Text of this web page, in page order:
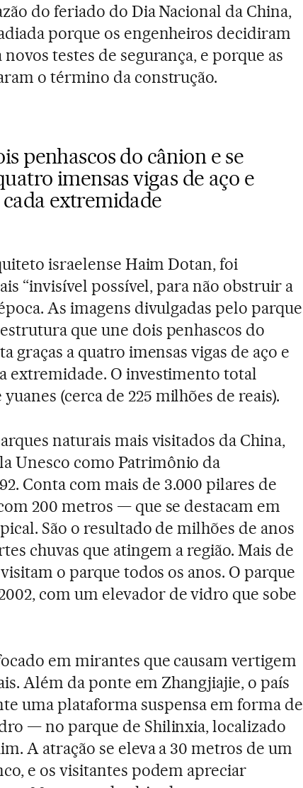
do feriado do Dia Nacional da China,
porque os engenheiros decidiram
testes de segurança, e porque as
o término da construção.
penhascos do cânion e se
imensas vigas de aço e
extremidade
israelense Haim Dotan, foi
“invisível possível, para não obstruir a
As imagens divulgadas pelo parque
que une dois penhascos do
graças a quatro imensas vigas de aço e
extremidade. O investimento total
(cerca de 225 milhões de reais).
naturais mais visitados da China,
Unesco como Patrimônio da
Conta com mais de 3.000 pilares de
200 metros — que se destacam em
São o resultado de milhões de anos
chuvas que atingem a região. Mais de
o parque todos os anos. O parque
com um elevador de vidro que sobe
em mirantes que causam vertigem
Além da ponte em Zhangjiajie, o país
uma plataforma suspensa em forma de
— no parque de Shilinxia, localizado
A atração se eleva a 30 metros de um
e os visitantes podem apreciar